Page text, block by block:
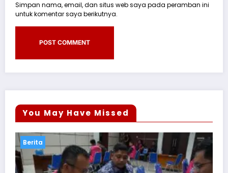
Simpan nama, email, dan situs web saya pada peramban ini
untuk komentar saya berikutnya.
You May Have Missed